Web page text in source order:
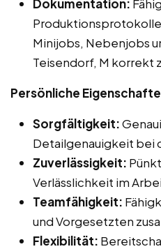
Dokumentation:
Minijobs, Nebenjobs
Teisendorf, M korrekt
Persönliche
Sorgfältigkeit:
Detailgenauigkeit bei
Zuverlässigkeit:
Verlässlichkeit im
Teamfähigkeit:
und Vorgesetzten
Flexibilität: